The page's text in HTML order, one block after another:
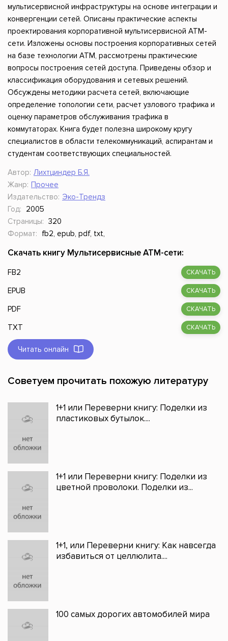
мультисервисной инфраструктуры на основе интеграции и
конвергенции сетей. Описаны практические аспекты
проектирования корпоративной мультисервисной ATM-
сети. Изложены основы построения корпоративных сетей
на базе технологии ATM, рассмотрены практические
вопросы построения сетей доступа. Приведены обзор и
классификация оборудования и сетевых решений.
Обсуждены методики расчета сетей, включающие
определение топологии сети, расчет узлового трафика и
оценку параметров обслуживания трафика в
коммутаторах. Книга будет полезна широкому кругу
специалистов в области телекоммуникаций, аспирантам и
студентам соответствующих специальностей.
Автор: Лихтциндер Б.Я.
Жанр: Прочее
Издательство: Эко-Трендз
Год:
2005
Страницы: 320
Формат:
fb2, epub, pdf, txt,
Скачать книгу Мультисервисные АТМ-сети:
FB2 СКАЧАТЬ
EPUB СКАЧАТЬ
PDF СКАЧАТЬ
TXT СКАЧАТЬ
Читать онлайн
Советуем прочитать похожую литературу
1+1 или Переверни книгу: Поделки из
пластиковых бутылок....
1+1 или Переверни книгу: Поделки из
цветной проволоки. Поделки из...
1+1, или Переверни книгу: Как навсегда
избавиться от целлюлита....
100 самых дорогих автомобилей мира